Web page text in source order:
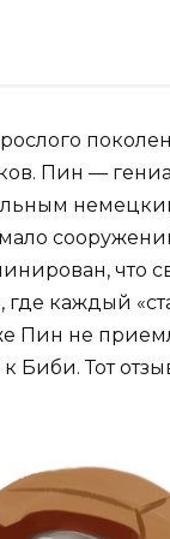
Пин —
что
где каждый
Пин не
Биби. Тот